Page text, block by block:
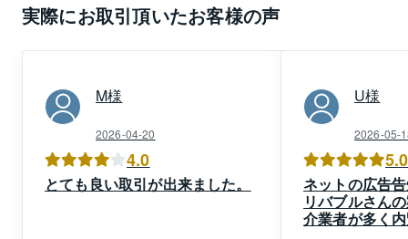
実際にお取引頂いたお客様の声
M様
2026-04-20
4.0
とても良い取引が出来ました。
U様
2026-05-
5.0
ネットの広告
リバブルさん
介業者が多く